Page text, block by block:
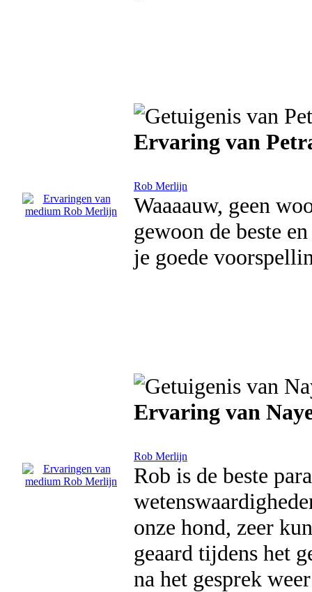
Ervaring van
Rob Merlijn
Waaaauw, geen
gewoon de beste
je goede
Ervaring van
Rob Merlijn
Rob is de beste
onze hond, zeer
geaard tijdens het
na het gesprek